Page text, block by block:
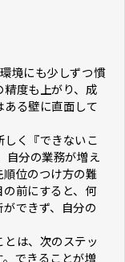
境にも少しずつ慣
度も上がり、成
る壁に直面して
く『できないこ
自分の業務が増え
位のつけ方の難
前にすると、何
できず、自分の
は、次のステッ
できることが増